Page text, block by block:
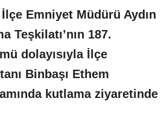
Emniyet Müdürü Aydın
Teşkilatı’nın 187.
dolayısıyla İlçe
Binbaşı Ethem
kutlama ziyaretinde